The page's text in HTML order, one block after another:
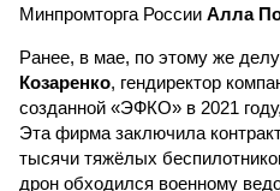
Минпромторга России Алла
Ранее, в мае, по этому же
Козаренко, гендиректор
созданной «ЭФКО» в 2021
Эта фирма заключила
тысячи тяжёлых
дрон обходился военному